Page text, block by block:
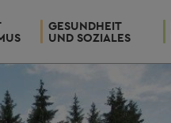
GESUNDHEIT
UND SOZIALES